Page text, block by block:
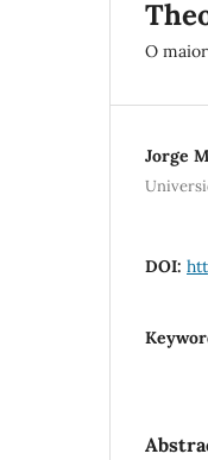
O
Jorge
DOI: